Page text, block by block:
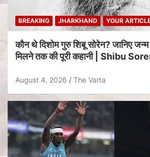
BREAKING JHARKHAND YOUR
कौन थे दिशोम गुरु शिबू सोरेन? जानिए
मिलने तक की पूरी कहानी | Shibu
August 4, 2026 The Varta